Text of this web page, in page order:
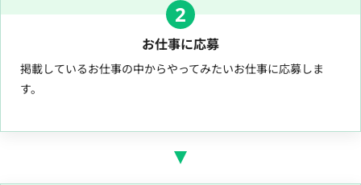
2
お仕事に応募
掲載しているお仕事の中からやってみたいお仕事に応募しま
す。